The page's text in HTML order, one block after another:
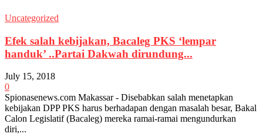
Uncategorized
Efek salah kebijakan, Bacaleg PKS ‘lempar
handuk’ ..Partai Dakwah dirundung...
July 15, 2018
0
Spionasenews.com Makassar - Disebabkan salah menetapkan
kebijakan DPP PKS harus berhadapan dengan masalah besar, Bakal
Calon Legislatif (Bacaleg) mereka ramai-ramai mengundurkan
diri,...